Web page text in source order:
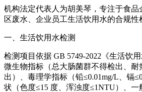
机构法定代表人为胡美琴，专注于食品
区废水、企业员工生活饮用水的合规性
一、生活饮用水检测
检测项目依据 GB 5749-2022《生活饮
微生物指标（总大肠菌群不得检出、耐
出）、毒理学指标（铅≤0.01mg/L、镉
状（色度≤15 度、浑浊度≤1NTU）、一